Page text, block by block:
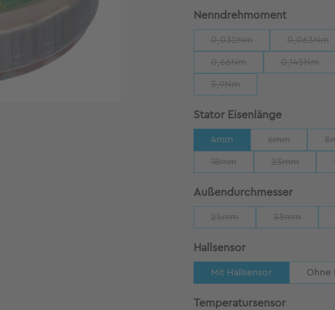
Nenndrehmoment
0,032Nm 0,063Nm
0,66Nm 0,145Nm
3,9Nm
Stator Eisenlängeauswählen
4mm 6mm
18mm 23mm
Außendurchmesser
25mm 38mm
Hallsensorauswählen
Mit Hallsensor Ohne
Temperatursensorauswählen